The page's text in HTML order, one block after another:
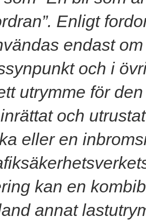
Enligt
endast
och i
utrymme för
och
eller en
kan en
annat